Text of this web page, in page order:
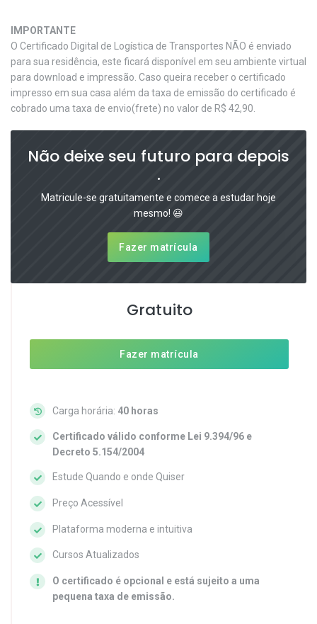
IMPORTANTE
O Certificado Digital de Logística de Transportes NÃO é enviado
para sua residência, este ficará disponível em seu ambiente virtual
para download e impressão. Caso queira receber o certificado
impresso em sua casa além da taxa de emissão do certificado é
cobrado uma taxa de envio(frete) no valor de R$ 42,90.
Não deixe seu futuro para depois
.
Matricule-se gratuitamente e comece a estudar hoje
mesmo! 😃
Fazer matrícula
Gratuito
Fazer matrícula
Carga horária: 40 horas
Certificado válido conforme Lei 9.394/96 e
Decreto 5.154/2004
Estude Quando e onde Quiser
Preço Acessível
Plataforma moderna e intuitiva
Cursos Atualizados
O certificado é opcional e está sujeito a uma
pequena taxa de emissão.